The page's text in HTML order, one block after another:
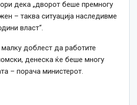
дека „дворот беше премногу
– таква ситуација наследивме
власт“.
доблест да работите
денеска ќе беше многу
– порача министерот.